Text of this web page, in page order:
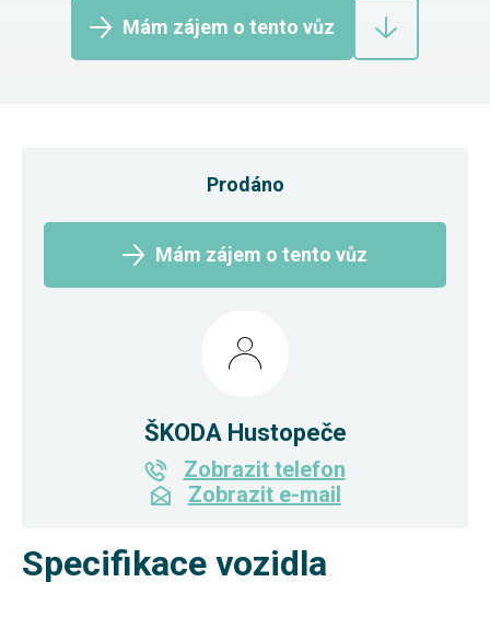
Mám zájem o tento vůz
Specifikace vozidla
Prodáno
Mám zájem o tento vůz
ŠKODA Hustopeče
Zobrazit telefon
Zobrazit e-mail